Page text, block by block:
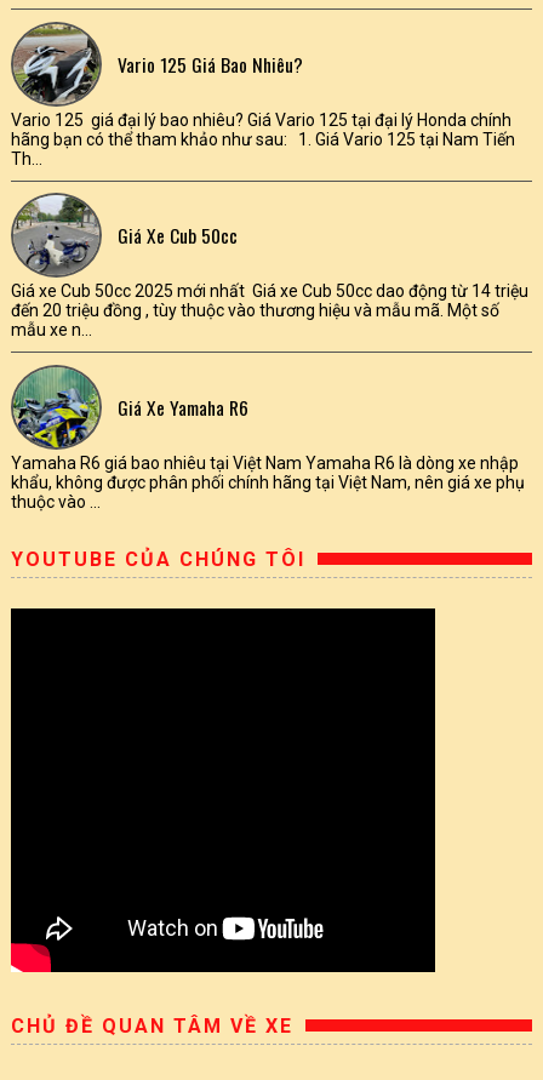
Vario 125 Giá Bao Nhiêu?
Vario 125 giá đại lý bao nhiêu? Giá Vario 125 tại đại lý Honda chính
hãng bạn có thể tham khảo như sau: 1. Giá Vario 125 tại Nam Tiến
Th...
Giá Xe Cub 50cc
Giá xe Cub 50cc 2025 mới nhất Giá xe Cub 50cc dao động từ 14 triệu
đến 20 triệu đồng , tùy thuộc vào thương hiệu và mẫu mã. Một số
mẫu xe n...
Giá Xe Yamaha R6
Yamaha R6 giá bao nhiêu tại Việt Nam Yamaha R6 là dòng xe nhập
khẩu, không được phân phối chính hãng tại Việt Nam, nên giá xe phụ
thuộc vào ...
YOUTUBE CỦA CHÚNG TÔI
CHỦ ĐỀ QUAN TÂM VỀ XE